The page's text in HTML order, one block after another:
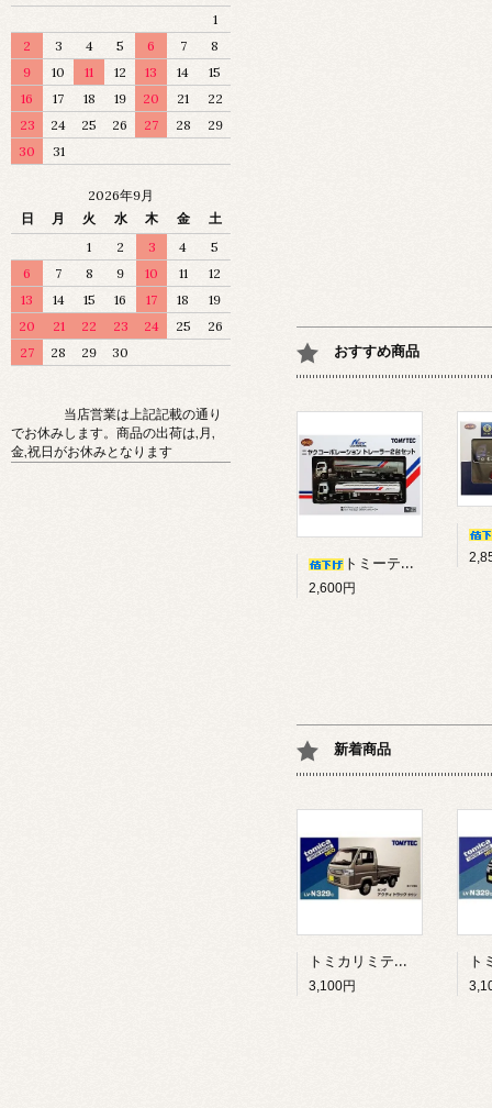
おすすめ商品
トミーテック ザ・トレーラーコレクション ニヤクコーポレーション トレーラー 2台セット
2,600円
新着商品
トミカリミテッドヴィンテージ ネオ LV-N329c ホンダ アクティ トラック タウン・銀
3,100円
1
2
3 4 5 6 7
8
9
10 11 12 13 14
15
16
17 18 19 20 21
22
23
24 25 26 27 28
29
30
31
2026年9月
日
月 火 水 木 金
土
1
2 3 4
5
6
7 8 9 10 11
12
13
14 15 16 17 18
19
20
21 22 23 24 25
26
27
28 29 30
当店営業は上記記載の通り
でお休みします。商品の出荷は,月,
金,祝日がお休みとなります